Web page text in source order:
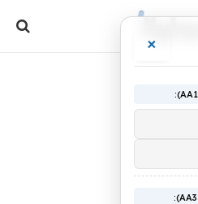
×